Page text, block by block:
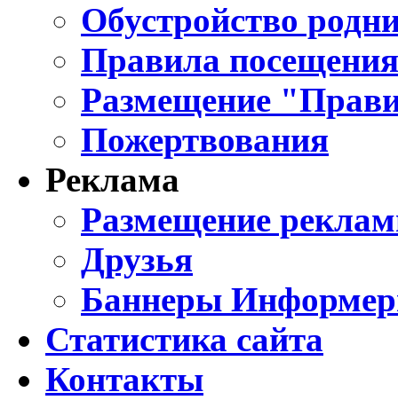
Обустройство
Правила
Размещение
Пожертвования
Реклама
Размещение
Друзья
Баннеры
Статистика сайта
Контакты